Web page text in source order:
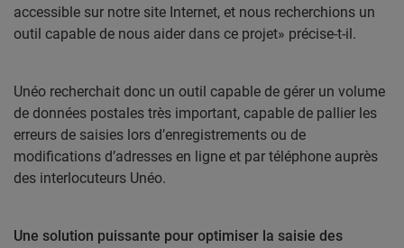
accessible sur notre site Internet, et nous recherchions un
outil capable de nous aider dans ce projet» précise-t-il.
Unéo recherchait donc un outil capable de gérer un volume
de données postales très important, capable de pallier les
erreurs de saisies lors d’enregistrements ou de
modifications d’adresses en ligne et par téléphone auprès
des interlocuteurs Unéo.
Une solution puissante pour optimiser la saisie des